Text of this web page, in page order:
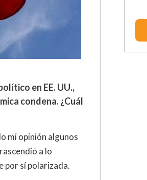
en EE. UU.,
condena. ¿Cuál
mi opinión algunos
a lo
por sí polarizada.